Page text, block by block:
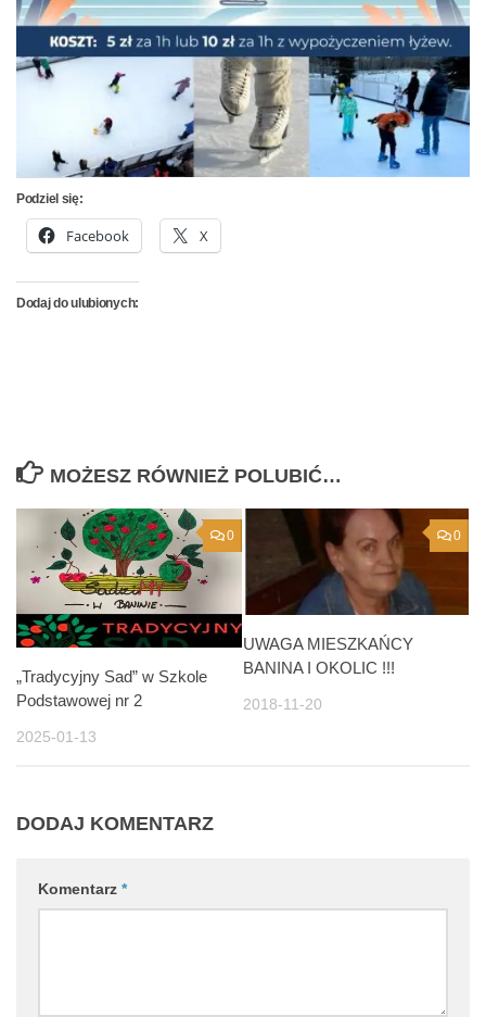
Podziel się:
Facebook X
Dodaj do ulubionych:
MOŻESZ RÓWNIEŻ POLUBIĆ…
0
„Tradycyjny Sad” w Szkole
Podstawowej nr 2
2025-01-13
0
UWAGA MIESZKAŃCY
BANINA I OKOLIC !!!
2018-11-20
DODAJ KOMENTARZ
Komentarz *